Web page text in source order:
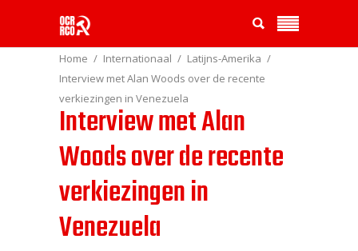
Home Internationaal
Latijns-Amerika
Interview met Alan Woods over de recente
verkiezingen in Venezuela
Interview met Alan
Woods over de recente
verkiezingen in
Venezuela